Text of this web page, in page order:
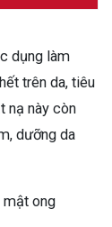
dụng làm
trên da, tiêu
nạ này còn
dưỡng da
mật ong